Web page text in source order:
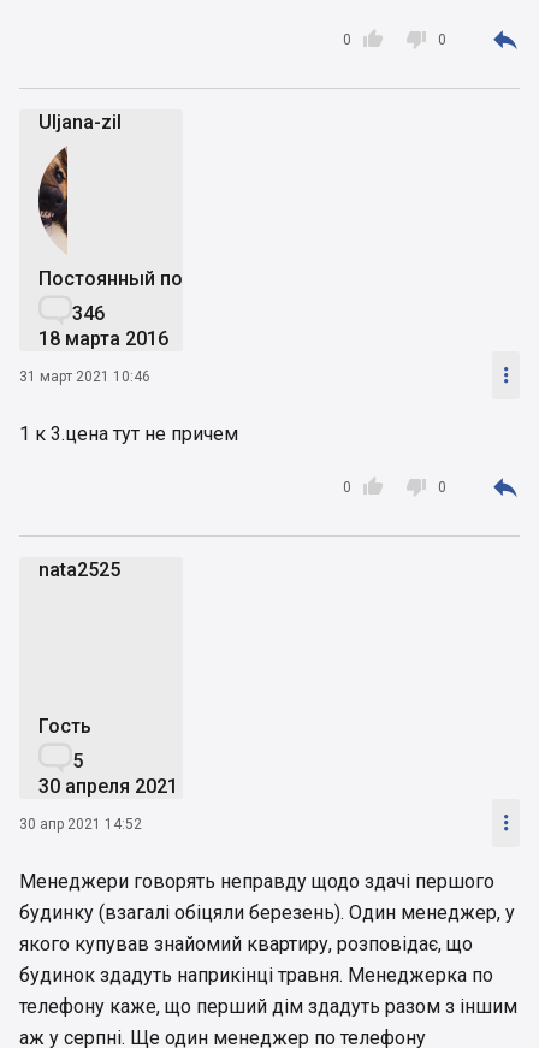

0  0 
Uljana-zil
Постоянный пользователь
346
18 марта 2016
31 март 2021 10:46 
1 к 3.цена тут не причем

0  0 
nata2525
Гость
5
30 апреля 2021
30 апр 2021 14:52 
Менеджери говорять неправду щодо здачі першого
будинку (взагалі обіцяли березень). Один менеджер, у
якого купував знайомий квартиру, розповідає, що
будинок здадуть наприкінці травня. Менеджерка по
телефону каже, що перший дім здадуть разом з іншим
аж у серпні. Ще один менеджер по телефону